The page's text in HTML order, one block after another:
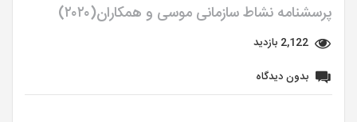
پرسشنامه نشاط سازمانی موسی و همکاران(۲۰۲۰)
2,122 بازدید
بدون دیدگاه